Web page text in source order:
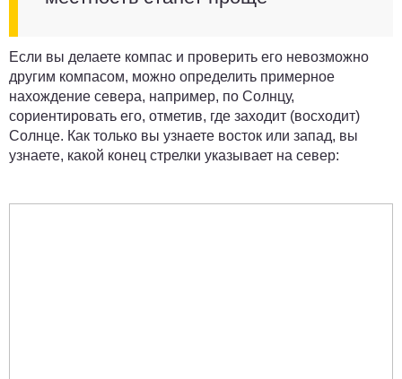
Если вы делаете компас и проверить его невозможно
другим компасом, можно определить примерное
нахождение севера, например, по Солнцу,
сориентировать его, отметив, где заходит (восходит)
Солнце. Как только вы узнаете восток или запад, вы
узнаете, какой конец стрелки указывает на север: